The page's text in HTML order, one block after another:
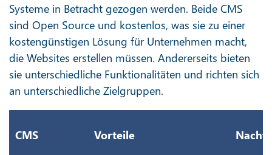
Systeme in Betracht gezogen werden. Beide CMS
sind Open Source und kostenlos, was sie zu einer
kostengünstigen Lösung für Unternehmen macht,
die Websites erstellen müssen. Andererseits bieten
sie unterschiedliche Funktionalitäten und richten sich
an unterschiedliche Zielgruppen.
CMS Vorteile